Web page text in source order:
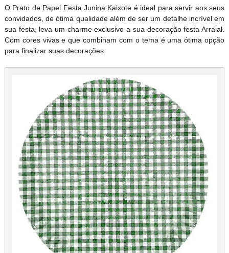
O Prato de Papel Festa Junina Kaixote é ideal para servir aos seus
convidados, de ótima qualidade além de ser um detalhe incrível em
sua festa, leva um charme exclusivo a sua decoração festa Arraial.
Com cores vivas e que combinam com o tema é uma ótima opção
para finalizar suas decorações.